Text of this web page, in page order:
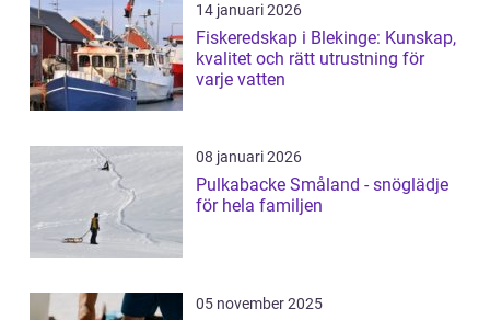
14 januari 2026
Fiskeredskap i Blekinge: Kunskap,
kvalitet och rätt utrustning för
varje vatten
08 januari 2026
Pulkabacke Småland - snöglädje
för hela familjen
05 november 2025